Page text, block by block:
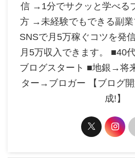
信 →1分でサクッと学べる
方 →未経験でもできる副
SNSで月5万稼ぐコツを発
月5万収入できます。 ■40
ブログスタート ■地銀→将
ター→ブロガー 【ブログ
成!】